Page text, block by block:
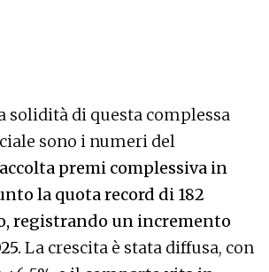
solidità di questa complessa
sono i numeri del
premi complessiva in
la quota record di 182
registrando un incremento
La crescita è stata diffusa, con